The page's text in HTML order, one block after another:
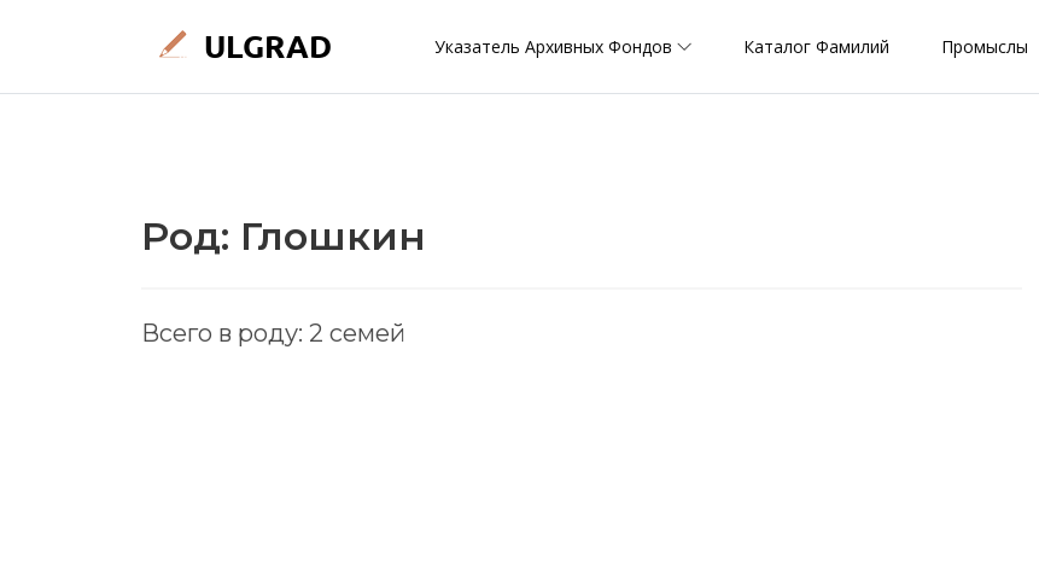
Указатель Архивных Фондов Каталог Фамилий Промыслы
Род: Глошкин
Всего в роду: 2 семей